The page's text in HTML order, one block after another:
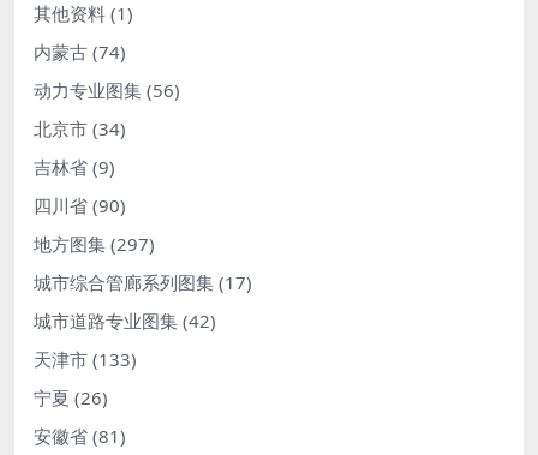
其他资料 (1)
内蒙古 (74)
动力专业图集 (56)
北京市 (34)
吉林省 (9)
四川省 (90)
地方图集 (297)
城市综合管廊系列图集 (17)
城市道路专业图集 (42)
天津市 (133)
宁夏 (26)
安徽省 (81)